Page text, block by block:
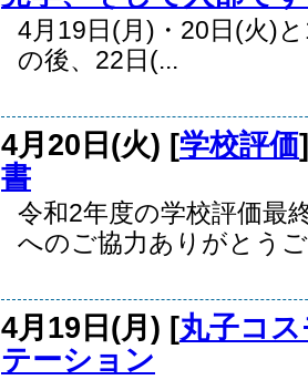
4月19日(月)・20日(火)
の後、22日(...
4月20日(火) [学校評価
書
令和2年度の学校評価最
へのご協力ありがとう
4月19日(月) [丸子コ
テーション